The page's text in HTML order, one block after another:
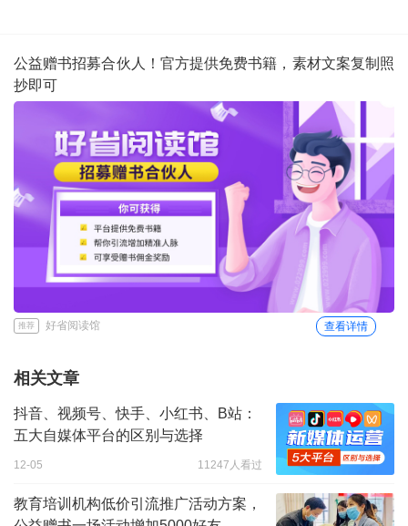
公益赠书招募合伙人！官方提供免费书籍，素材文案复制照
抄即可
推荐 好省阅读馆 查看详情
相关文章
抖音、视频号、快手、小红书、B站：
五大自媒体平台的区别与选择
12-05 11247人看过
教育培训机构低价引流推广活动方案，